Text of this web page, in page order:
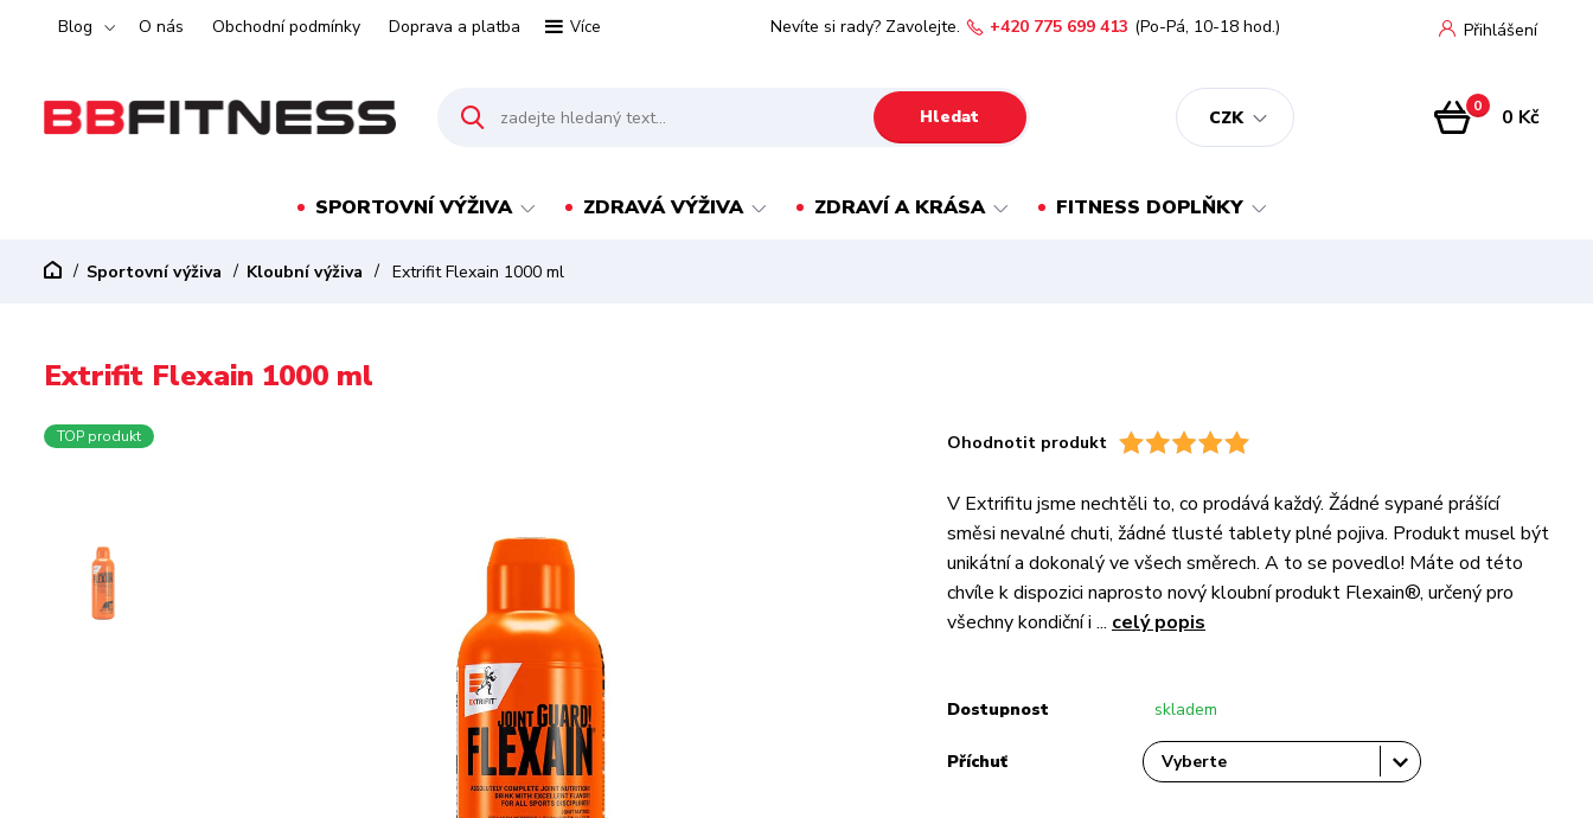
Blog O nás Obchodní podmínky Doprava a platba Více
CZK
Přihlášení
Hledat
Nevíte si rady? Zavolejte. +420 775 699 413 (Po-Pá, 10-18 hod.)
0 0 Kč
SPORTOVNÍ VÝŽIVA ZDRAVÁ VÝŽIVA ZDRAVÍ A KRÁSA FITNESS DOPLŇKY
Sportovní výživa Kloubní výživa Extrifit Flexain 1000 ml
Extrifit Flexain 1000 ml
TOP produkt Ohodnotit produkt
V Extrifitu jsme nechtěli to, co prodává každý. Žádné sypané prášící
směsi nevalné chuti, žádné tlusté tablety plné pojiva. Produkt musel být
unikátní a dokonalý ve všech směrech. A to se povedlo! Máte od této
chvíle k dispozici naprosto nový kloubní produkt Flexain®, určený pro
všechny kondiční i ... celý popis
Dostupnost skladem
Příchuť